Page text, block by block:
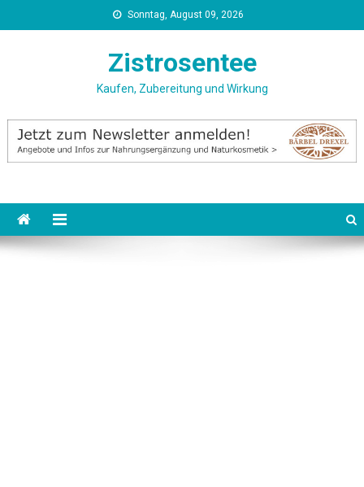
to
Sonntag, August 09, 2026
Zistrosentee
Kaufen, Zubereitung und Wirkung